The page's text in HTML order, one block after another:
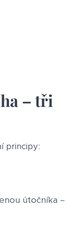
– tři
principy:
útočníka –